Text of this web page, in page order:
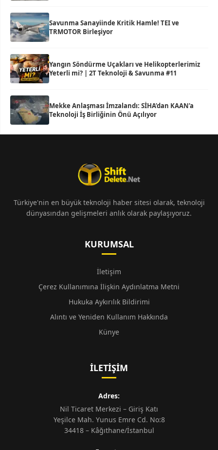
Savunma Sanayiinde Kritik Hamle! TEI ve
TRMOTOR Birleşiyor
Yangın Söndürme Uçakları ve Helikopterlerimiz
Yeterli mi? | 2T Teknoloji & Savunma #11
Mekke Anlaşması İmzalandı: SİHA’dan KAAN’a
Teknoloji İş Birliğinin Önü Açılıyor
Türkiye'nin en büyük teknoloji haber sitesi olarak, teknoloji
dünyasından gelişmeleri anlık olarak paylaşıyoruz.
KURUMSAL
İletişim
Çerez Kullanımına İlişkin Aydınlatma Metni
Hukuka Aykırılık Bildirimi
Alıntı ve Yeniden Kullanım Hakkında
Künye
İLETIŞIM
Adres:
Nil Ticaret Merkezi – Giriş Katı
Yeşilce Mah. Yunus Emre Cd. No:8
34418 – Kâğıthane/İstanbul